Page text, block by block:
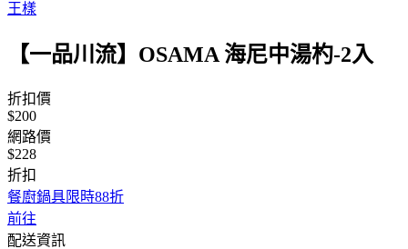
王樣
【一品川流】OSAMA 海尼中湯杓-2入
折扣價
$200
網路價
$228
折扣
餐廚鍋具限時88折
前往
配送資訊